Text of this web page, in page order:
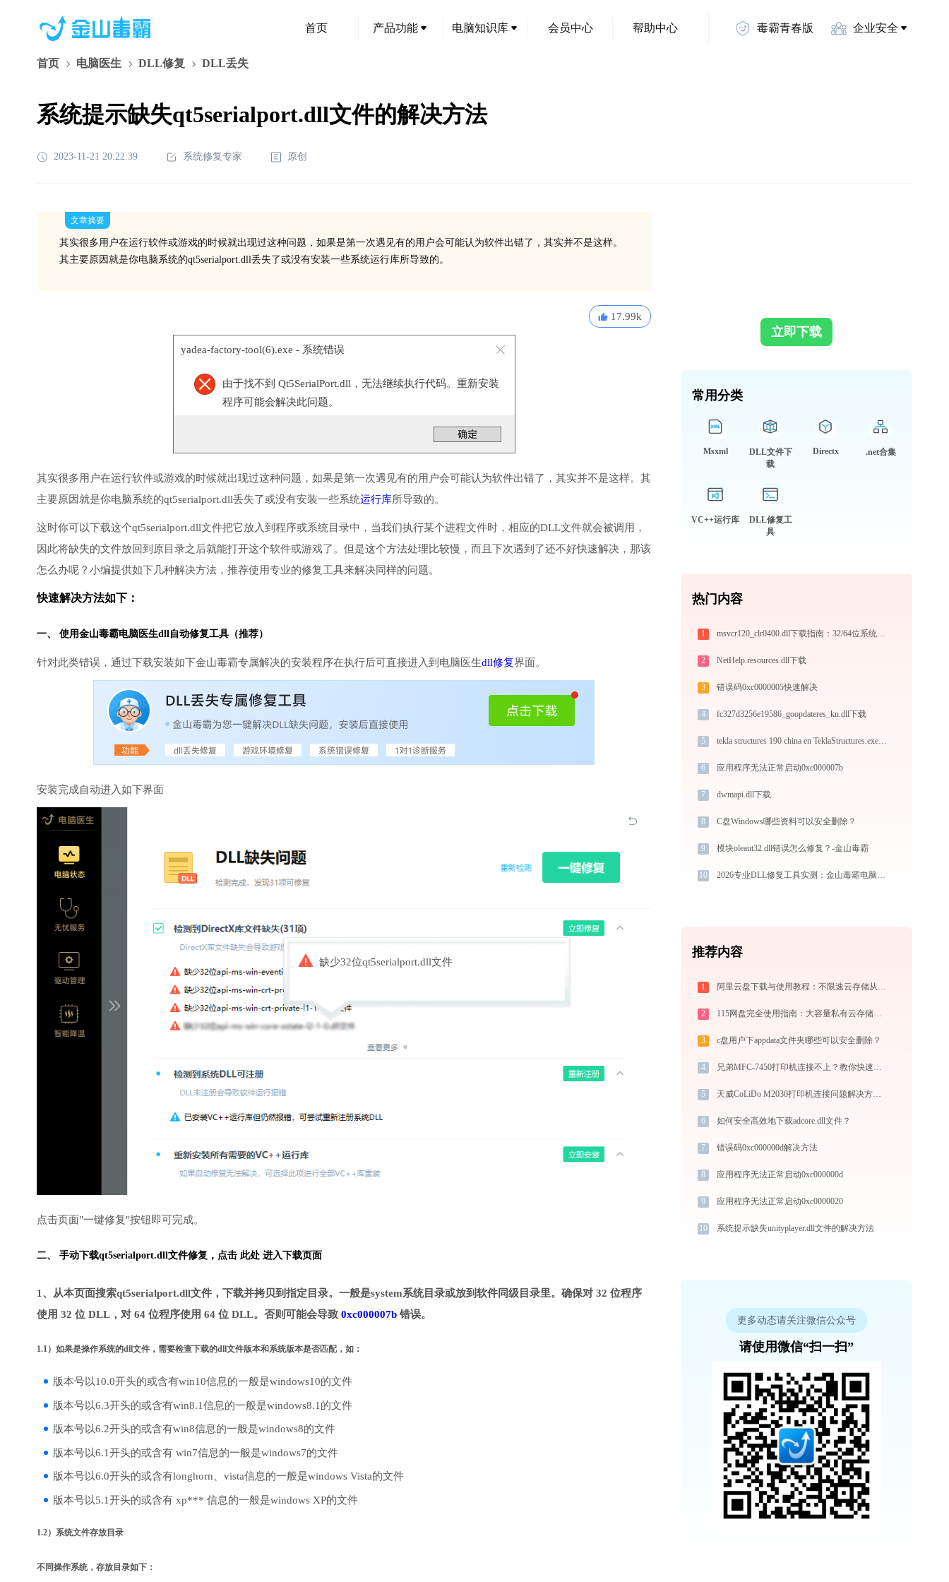
首页 产品功能 电脑知识库 会员中心 帮助中心 毒霸青春版 企业安全
首页 电脑医生 DLL修复 DLL丢失
系统提示缺失qt5serialport.dll文件的解决方法
2023-11-21 20:22:39 系统修复专家 原创
文章摘要
其实很多用户在运行软件或游戏的时候就出现过这种问题，如果是第一次遇见有的用户会可能认为软件出错了，其实并不是这样。
其主要原因就是你电脑系统的qt5serialport.dll丢失了或没有安装一些系统运行库所导致的。
17.99k
yadea-factory-tool(6).exe - 系统错误
由于找不到 Qt5SerialPort.dll，无法继续执行代码。重新安装
程序可能会解决此问题。
其实很多用户在运行软件或游戏的时候就出现过这种问题，如果是第一次遇见有的用户会可能认为软件出错了，其实并不是这样。其
主要原因就是你电脑系统的qt5serialport.dll丢失了或没有安装一些系统运行库所导致的。
这时你可以下载这个qt5serialport.dll文件把它放入到程序或系统目录中，当我们执行某个进程文件时，相应的DLL文件就会被调用，
因此将缺失的文件放回到原目录之后就能打开这个软件或游戏了。但是这个方法处理比较慢，而且下次遇到了还不好快速解决，那该
怎么办呢？小编提供如下几种解决方法，推荐使用专业的修复工具来解决同样的问题。
快速解决方法如下：
一、 使用金山毒霸电脑医生dll自动修复工具（推荐）
针对此类错误，通过下载安装如下金山毒霸专属解决的安装程序在执行后可直接进入到电脑医生dll修复界面。
安装完成自动进入如下界面
缺少32位qt5serialport.dll文件
点击页面"一键修复"按钮即可完成。
二、 手动下载qt5serialport.dll文件修复， 点击 此处 进入下载页面
1、从本页面搜索qt5serialport.dll文件，下载并拷贝到指定目录。一般是system系统目录或放到软件同级目录里。确保对 32 位程序
使用 32 位 DLL，对 64 位程序使用 64 位 DLL。否则可能会导致 0xc000007b 错误。
1.1）如果是操作系统的dll文件，需要检查下载的dll文件版本和系统版本是否匹配，如：
版本号以10.0开头的或含有win10信息的一般是windows10的文件
版本号以6.3开头的或含有win8.1信息的一般是windows8.1的文件
版本号以6.2开头的或含有win8信息的一般是windows8的文件
版本号以6.1开头的或含有 win7信息的一般是windows7的文件
版本号以6.0开头的或含有longhorn、vista信息的一般是windows Vista的文件
版本号以5.1开头的或含有 xp*** 信息的一般是windows XP的文件
1.2）系统文件存放目录
不同操作系统，存放目录如下：
立即下载
常用分类
Msxml
DLL文件下
载
Directx .net合集
VC++运行库
DLL修复工
具
热门内容
1 msvcr120_clr0400.dll下载指南：32/64位系统官方免费解决方案
2 NetHelp.resources.dll下载
3 错误码0xc0000005快速解决
4 fc327d3256e19586_goopdateres_kn.dll下载
5 tekla structures 190 china en TeklaStructures.exe系统错误mfc100.dll丢失如何解决
6 应用程序无法正常启动0xc000007b
7 dwmapi.dll下载
8 C盘Windows哪些资料可以安全删除？
9 模块oleaut32.dll错误怎么修复？-金山毒霸
10 2026专业DLL修复工具实测：金山毒霸电脑医生与某大师运行库工具对比
推荐内容
1 阿里云盘下载与使用教程：不限速云存储从零上手全指南
2 115网盘完全使用指南：大容量私有云存储的注册、管理与分享全攻略（2026最新）
3 c盘用户下appdata文件夹哪些可以安全删除？
4 兄弟MFC-7450打印机连接不上？教你快速解决 -金山毒霸
5 天威CoLiDo M2030打印机连接问题解决方法-金山毒霸
6 如何安全高效地下载adcore.dll文件？
7 错误码0xc000000d解决方法
8 应用程序无法正常启动0xc000000d
9 应用程序无法正常启动0xc0000020
10 系统提示缺失unityplayer.dll文件的解决方法
更多动态请关注微信公众号
请使用微信“扫一扫”